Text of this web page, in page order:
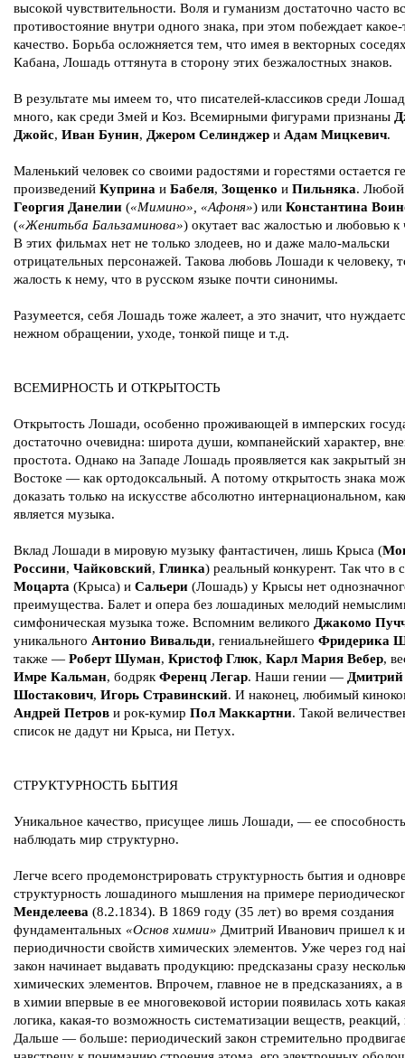
высокой чувствительности. Воля и гуманизм достаточно часто
противостояние внутри одного знака, при этом побеждает
качество. Борьба осложняется тем, что имея в векторных
Кабана, Лошадь оттянута в сторону этих безжалостных знаков.
В результате мы имеем то, что писателей-классиков среди
много, как среди Змей и Коз. Всемирными фигурами признаны
Джойс, Иван Бунин, Джером Селинджер и Адам Мицкевич.
Маленький человек со своими радостями и горестями остается
произведений Куприна и Бабеля, Зощенко и Пильняка.
Георгия Данелии («Мимино», «Афоня») или Константина
(«Женитьба Бальзаминова») окутает вас жалостью и любовью к
В этих фильмах нет не только злодеев, но и даже мало-мальски
отрицательных персонажей. Такова любовь Лошади к человеку,
жалость к нему, что в русском языке почти синонимы.
Разумеется, себя Лошадь тоже жалеет, а это значит, что
нежном обращении, уходе, тонкой пище и т.д.
ВСЕМИРНОСТЬ И ОТКРЫТОСТЬ
Открытость Лошади, особенно проживающей в имперских
достаточно очевидна: широта души, компанейский характер,
простота. Однако на Западе Лошадь проявляется как закрытый
Востоке — как ортодоксальный. А потому открытость знака
доказать только на искусстве абсолютно интернациональном,
является музыка.
Вклад Лошади в мировую музыку фантастичен, лишь Крыса (
Россини, Чайковский, Глинка) реальный конкурент. Так что в
Моцарта (Крыса) и Сальери (Лошадь) у Крысы нет
преимущества. Балет и опера без лошадиных мелодий
симфоническая музыка тоже. Вспомним великого Джакомо
уникального Антонио Вивальди, гениальнейшего Фридерика
также — Роберт Шуман, Кристоф Глюк, Карл Мария Вебер,
Имре Кальман, бодряк Ференц Легар. Наши гении — Дмитрий
Шостакович, Игорь Стравинский. И наконец, любимый
Андрей Петров и рок-кумир Пол Маккартни. Такой
список не дадут ни Крыса, ни Петух.
СТРУКТУРНОСТЬ БЫТИЯ
Уникальное качество, присущее лишь Лошади, — ее способность
наблюдать мир структурно.
Легче всего продемонстрировать структурность бытия и
структурность лошадиного мышления на примере
Менделеева (8.2.1834). В 1869 году (35 лет) во время создания
фундаментальных «Основ химии» Дмитрий Иванович пришел к
периодичности свойств химических элементов. Уже через год
закон начинает выдавать продукцию: предсказаны сразу
химических элементов. Впрочем, главное не в предсказаниях, а
в химии впервые в ее многовековой истории появилась хоть
логика, какая-то возможность систематизации веществ, реакций,
Дальше — больше: периодический закон стремительно